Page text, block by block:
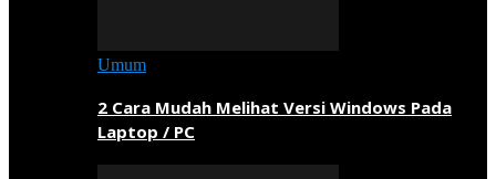
Umum
2 Cara Mudah Melihat Versi Windows Pada
Laptop / PC